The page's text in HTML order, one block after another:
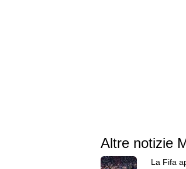
Altre notizie
La Fifa